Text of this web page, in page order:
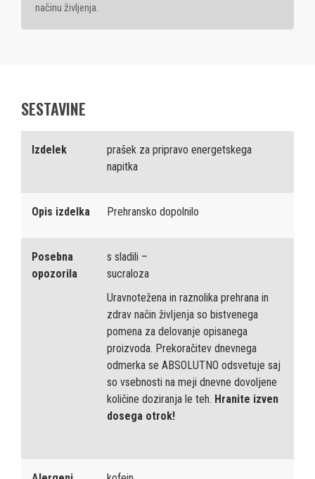
načinu življenja.
SESTAVINE
Izdelek
prašek za pripravo energetskega
napitka
Opis izdelka Prehransko dopolnilo
Posebna
opozorila
s sladili –
sucraloza
Uravnotežena in raznolika prehrana in
zdrav način življenja so bistvenega
pomena za delovanje opisanega
proizvoda. Prekoračitev dnevnega
odmerka se ABSOLUTNO odsvetuje saj
so vsebnosti na meji dnevne dovoljene
količine doziranja le teh. Hranite izven
dosega otrok!